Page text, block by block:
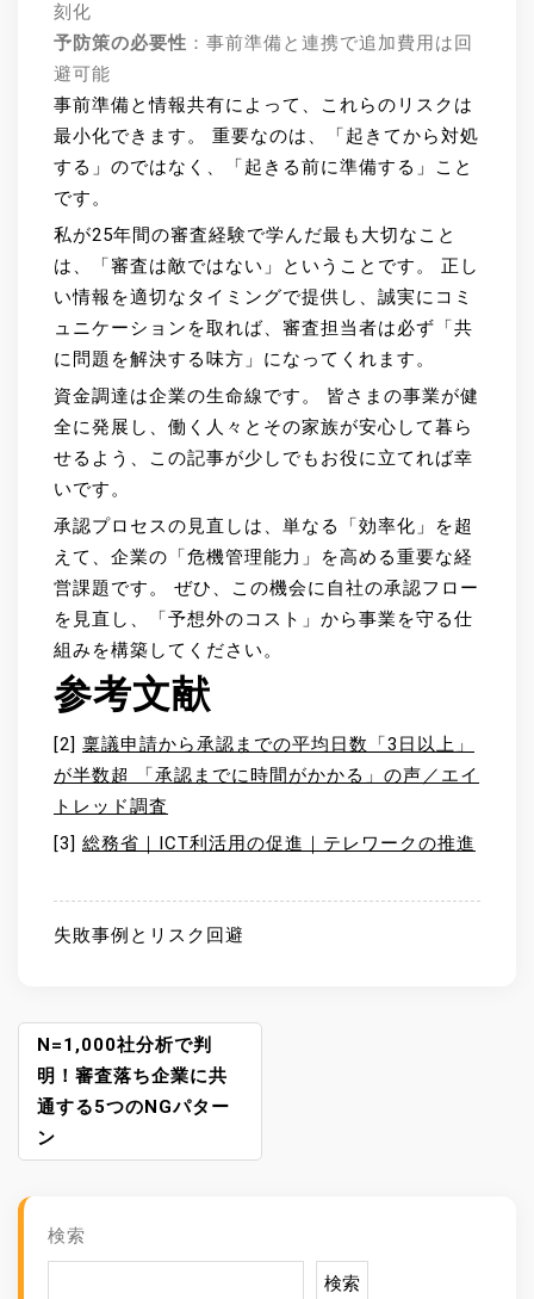
刻化
予防策の必要性 ：事前準備と連携で追加費用は回
避可能
事前準備と情報共有によって、これらのリスクは
最小化できます。 重要なのは、「起きてから対処
する」のではなく、「起きる前に準備する」こと
です。
私が25年間の審査経験で学んだ最も大切なこと
は、「審査は敵ではない」ということです。 正し
い情報を適切なタイミングで提供し、誠実にコミ
ュニケーションを取れば、審査担当者は必ず「共
に問題を解決する味方」になってくれます。
資金調達は企業の生命線です。 皆さまの事業が健
全に発展し、働く人々とその家族が安心して暮ら
せるよう、この記事が少しでもお役に立てれば幸
いです。
承認プロセスの見直しは、単なる「効率化」を超
えて、企業の「危機管理能力」を高める重要な経
営課題です。 ぜひ、この機会に自社の承認フロー
を見直し、「予想外のコスト」から事業を守る仕
組みを構築してください。
参考文献
[2] 稟議申請から承認までの平均日数「3日以上」
が半数超 「承認までに時間がかかる」の声／エイ
トレッド調査
[3] 総務省｜ICT利活用の促進｜テレワークの推進
失敗事例とリスク回避
投
稿
ナ
ビ
ゲ
ー
シ
ョ
N=1,000社分析で判
明！審査落ち企業に共
通する5つのNGパター
ン
検索
検索